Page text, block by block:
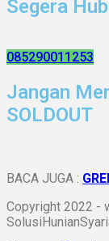
Segera
085290011253
Jangan
SOLDOUT
BACA JUGA :
Copyright 2022 -